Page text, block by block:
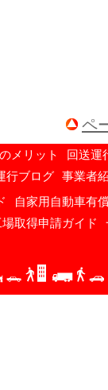
ペ
メリット
回送運
行ブログ 事業者
自家用自動車有
取得申請ガイド